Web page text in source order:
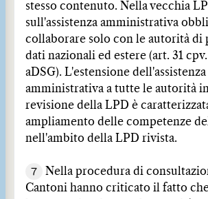
stesso contenuto. Nella vecchia
sull'assistenza amministrativa
collaborare solo con le autorità di
dati nazionali ed estere (art. 31
aDSG). L'estensione dell'assistenza
amministrativa a tutte le autorità
revisione della LPD è
ampliamento delle competenze
nell'ambito della LPD rivista.
7
Nella procedura di
Cantoni hanno criticato il fatto